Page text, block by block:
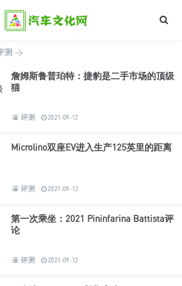
测 >
詹姆斯鲁普珀特：捷豹是二手市场的顶级
猫
评测 2021-09-12
Microlino双座EV进入生产125英里的距离
评测 2021-09-12
第一次乘坐：2021 Pininfarina Battista评
论
评测 2021-09-12